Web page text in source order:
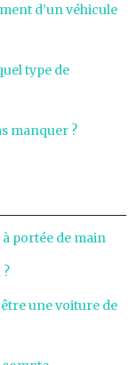
d’un véhicule
type de
manquer ?
portée de main
une voiture de